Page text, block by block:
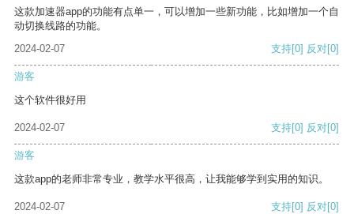
这款加速器app的功能有点单一，可以增加一些新功能，比如增加一个自
动切换线路的功能。
2024-02-07
支持[0] 反对[0]
游客
这个软件很好用
2024-02-07 支持[0] 反对[0]
游客
这款app的老师非常专业，教学水平很高，让我能够学到实用的知识。
2024-02-07 支持[0] 反对[0]